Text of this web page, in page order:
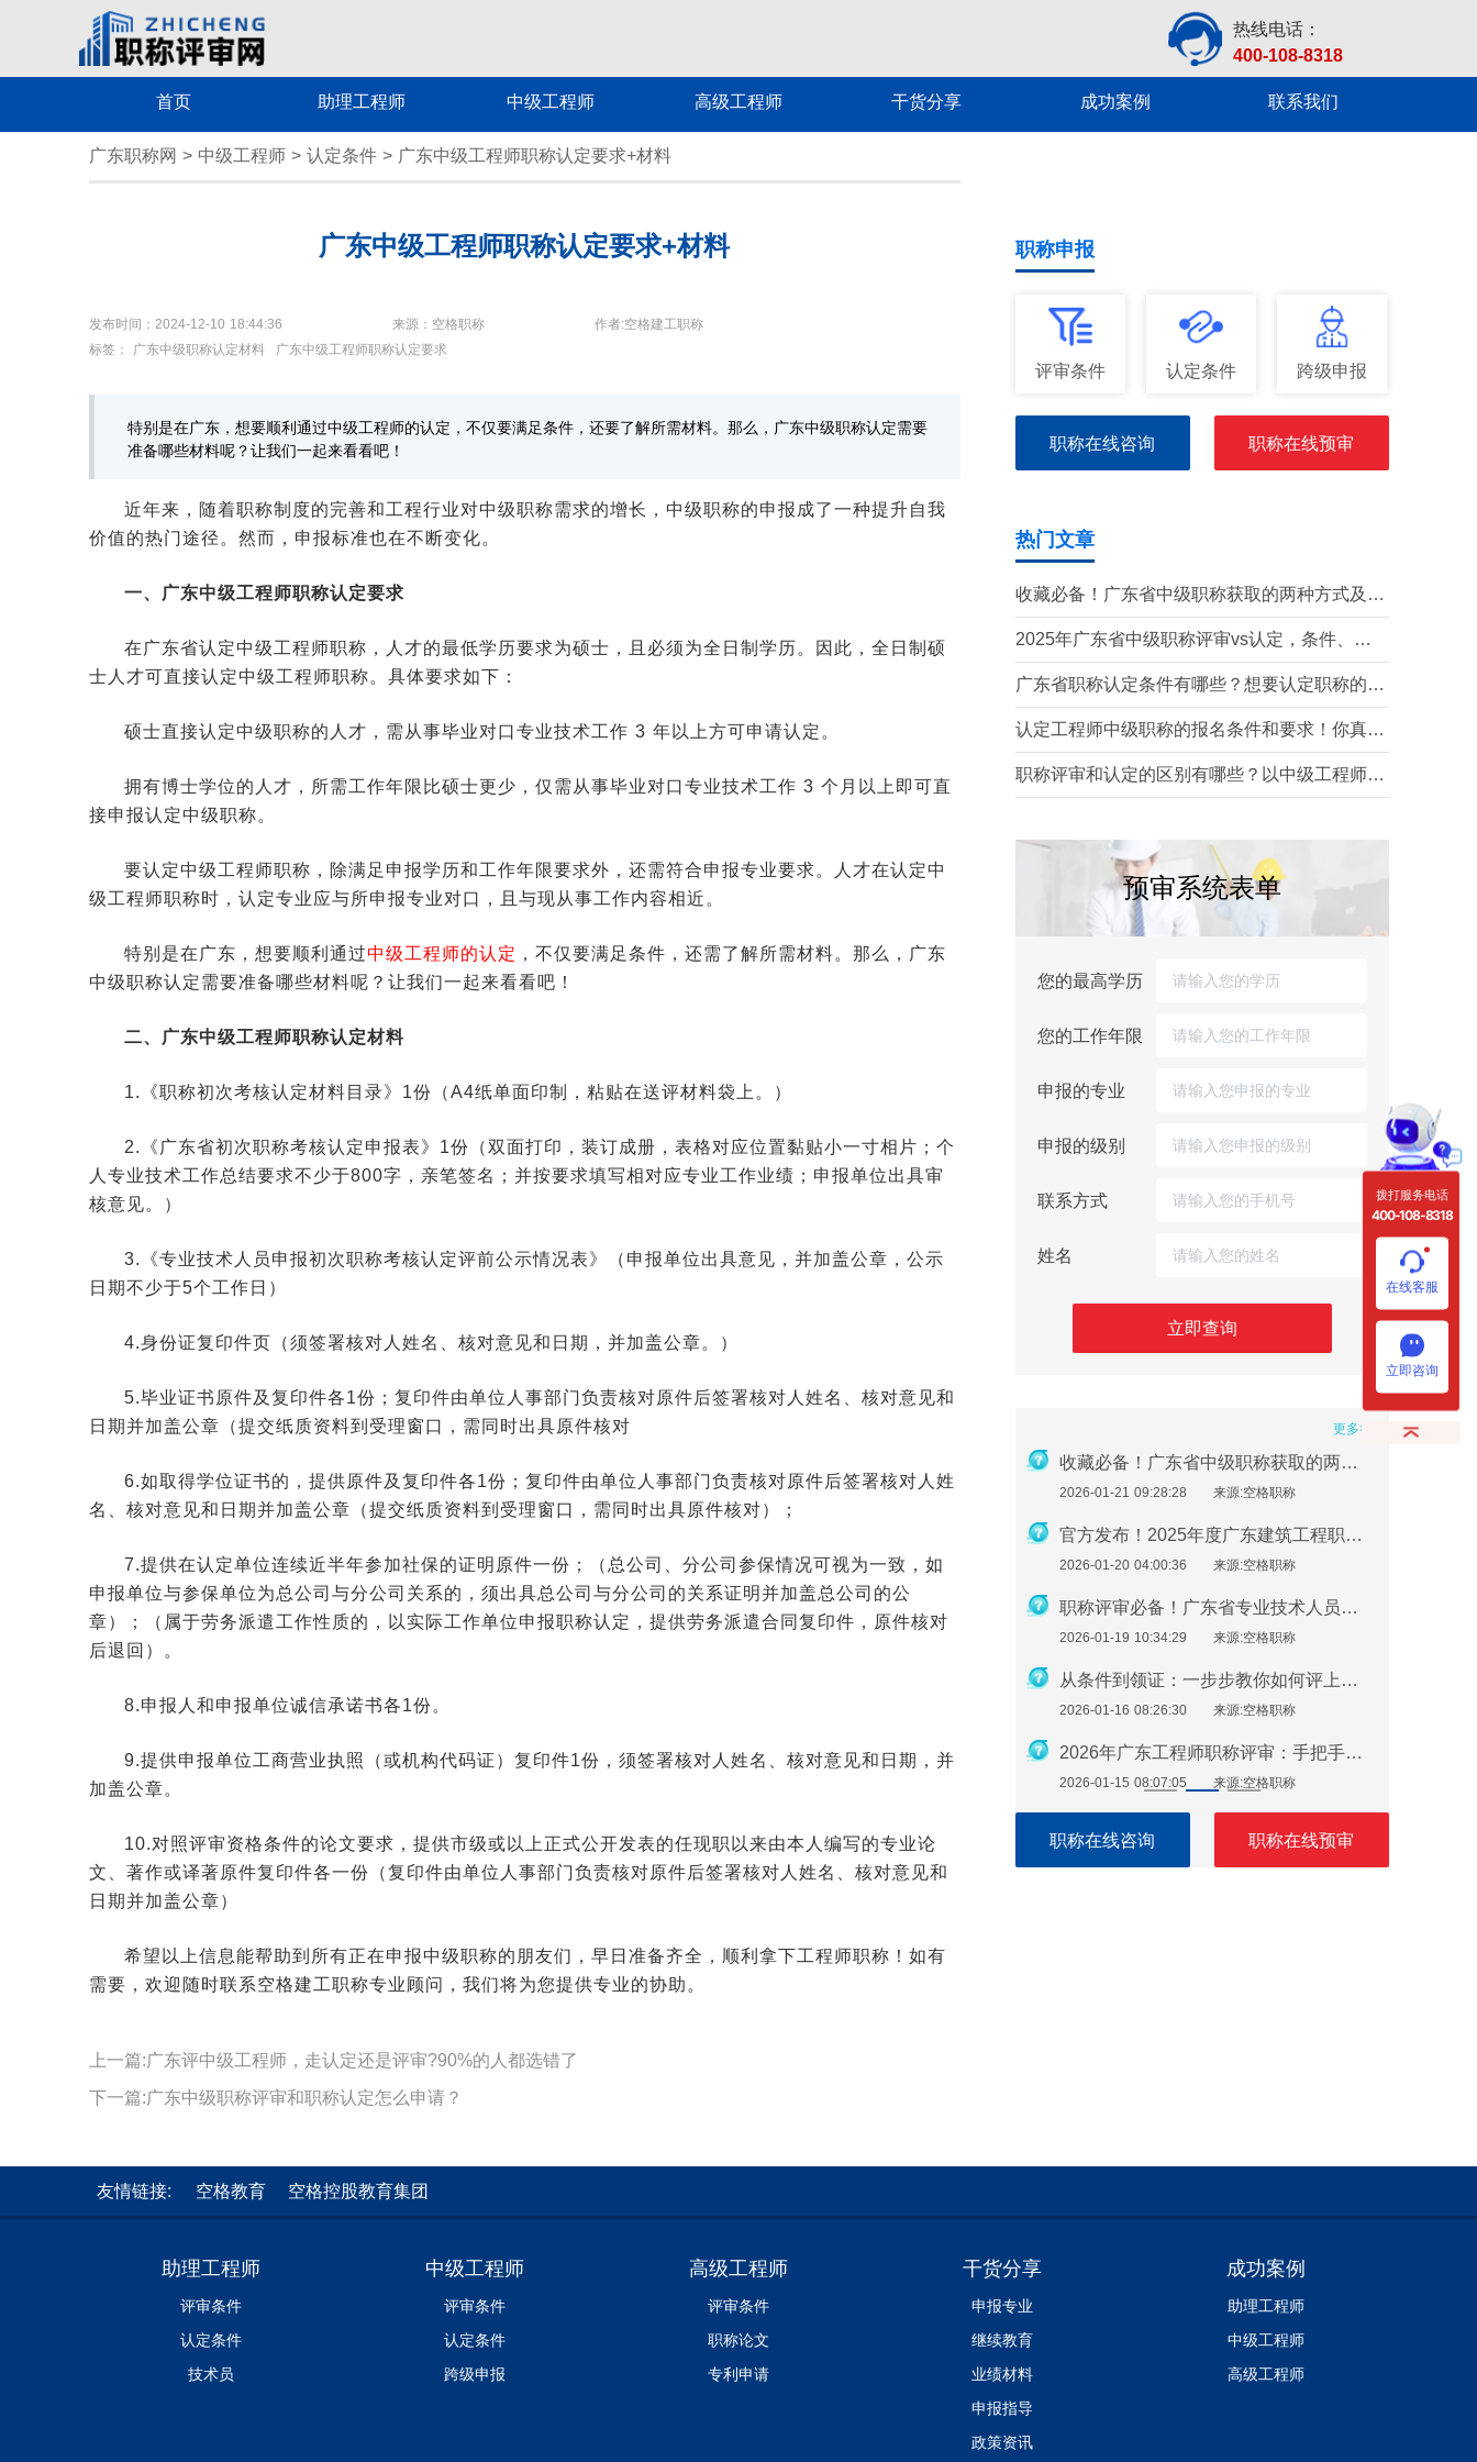
热线电话：
400-108-8318
首页 助理工程师 中级工程师 高级工程师 干货分享 成功案例 联系我们
广东职称网 > 中级工程师 > 认定条件 > 广东中级工程师职称认定要求+材料
广东中级工程师职称认定要求+材料
发布时间：2024-12-10 18:44:36 来源：空格职称
作者:空格建工职称
标签：
广东中级职称认定材料 广东中级工程师职称认定要求
特别是在广东，想要顺利通过中级工程师的认定，不仅要满足条件，还要了解所需材料。那么，广东中级职称认定需要
准备哪些材料呢？让我们一起来看看吧！
近年来，随着职称制度的完善和工程行业对中级职称需求的增长，中级职称的申报成了一种提升自我
价值的热门途径。然而，申报标准也在不断变化。
一、广东中级工程师职称认定要求
在广东省认定中级工程师职称，人才的最低学历要求为硕士，且必须为全日制学历。因此，全日制硕
士人才可直接认定中级工程师职称。具体要求如下：
硕士直接认定中级职称的人才，需从事毕业对口专业技术工作 3 年以上方可申请认定。
拥有博士学位的人才，所需工作年限比硕士更少，仅需从事毕业对口专业技术工作 3 个月以上即可直
接申报认定中级职称。
要认定中级工程师职称，除满足申报学历和工作年限要求外，还需符合申报专业要求。人才在认定中
级工程师职称时，认定专业应与所申报专业对口，且与现从事工作内容相近。
特别是在广东，想要顺利通过中级工程师的认定 ，不仅要满足条件，还需了解所需材料。那么，广东
中级职称认定需要准备哪些材料呢？让我们一起来看看吧！
二、广东中级工程师职称认定材料
1.《职称初次考核认定材料目录》1份（A4纸单面印制，粘贴在送评材料袋上。）
2.《广东省初次职称考核认定申报表》1份（双面打印，装订成册，表格对应位置黏贴小一寸相片；个
人专业技术工作总结要求不少于800字，亲笔签名；并按要求填写相对应专业工作业绩；申报单位出具审
核意见。）
3.《专业技术人员申报初次职称考核认定评前公示情况表》（申报单位出具意见，并加盖公章，公示
日期不少于5个工作日）
4.身份证复印件页（须签署核对人姓名、核对意见和日期，并加盖公章。）
5.毕业证书原件及复印件各1份；复印件由单位人事部门负责核对原件后签署核对人姓名、核对意见和
日期并加盖公章（提交纸质资料到受理窗口，需同时出具原件核对
6.如取得学位证书的，提供原件及复印件各1份；复印件由单位人事部门负责核对原件后签署核对人姓
名、核对意见和日期并加盖公章（提交纸质资料到受理窗口，需同时出具原件核对）；
7.提供在认定单位连续近半年参加社保的证明原件一份；（总公司、分公司参保情况可视为一致，如
申报单位与参保单位为总公司与分公司关系的，须出具总公司与分公司的关系证明并加盖总公司的公
章）；（属于劳务派遣工作性质的，以实际工作单位申报职称认定，提供劳务派遣合同复印件，原件核对
后退回）。
8.申报人和申报单位诚信承诺书各1份。
9.提供申报单位工商营业执照（或机构代码证）复印件1份，须签署核对人姓名、核对意见和日期，并
加盖公章。
10.对照评审资格条件的论文要求，提供市级或以上正式公开发表的任现职以来由本人编写的专业论
文、著作或译著原件复印件各一份（复印件由单位人事部门负责核对原件后签署核对人姓名、核对意见和
日期并加盖公章）
希望以上信息能帮助到所有正在申报中级职称的朋友们，早日准备齐全，顺利拿下工程师职称！如有
需要，欢迎随时联系空格建工职称专业顾问，我们将为您提供专业的协助。
上一篇:广东评中级工程师，走认定还是评审?90%的人都选错了
下一篇:广东中级职称评审和职称认定怎么申请？
职称申报
评审条件 认定条件 跨级申报
职称在线咨询 职称在线预审
热门文章
收藏必备！广东省中级职称获取的两种方式及详
细条件（2026版）
2025年广东省中级职称评审vs认定，条件、流
程、材料全解析!
广东省职称认定条件有哪些？想要认定职称的别
错过！
认定工程师中级职称的报名条件和要求！你真的
足够了解吗？
职称评审和认定的区别有哪些？以中级工程师为
例......
预审系统表单
您的最高学历
您的工作年限
申报的专业
申报的级别
联系方式
姓名
立即查询
更多>>
2026-06-16 09:34:36 来源:空格职称
2026-06-11 03:12:37 来源:空格职称
收藏必备！广东省中级职称获取的两种方式及详细条件（2026版）
2026-01-21 09:28:28 来源:空格职称
官方发布！2025年度广东建筑工程职称评审通知要点全解读
2026-01-20 04:00:36 来源:空格职称
职称评审必备！广东省专业技术人员继续教育学时要求（2026年）
2026-01-19 10:34:29 来源:空格职称
从条件到领证：一步步教你如何评上广东省助理工程师
2026-01-16 08:26:30 来源:空格职称
2026年广东工程师职称评审：手把手教你准备申报材料
2026-01-15 08:07:05 来源:空格职称
职称在线咨询 职称在线预审
友情链接: 空格教育 空格控股教育集团
助理工程师
评审条件
认定条件
技术员
中级工程师
评审条件
认定条件
跨级申报
高级工程师
评审条件
职称论文
专利申请
干货分享
申报专业
继续教育
业绩材料
申报指导
政策资讯
成功案例
助理工程师
中级工程师
高级工程师
拨打服务电话
400-108-8318
在线客服
立即咨询